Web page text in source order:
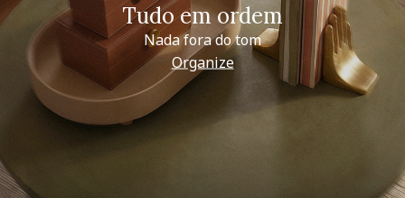
Tudo em ordem
Nada fora do tom
Organize